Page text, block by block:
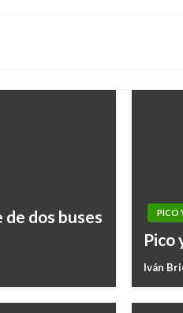
dos buses
PICO
Pico
Iván